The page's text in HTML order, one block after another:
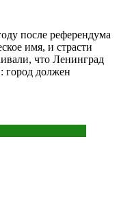
после референдума
имя, и страсти
что Ленинград
город должен